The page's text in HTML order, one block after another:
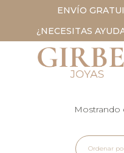
ENVÍO
¿NECESITAS
Mostrando
Ordenar